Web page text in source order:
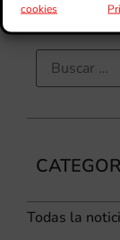
cookies
Todas la